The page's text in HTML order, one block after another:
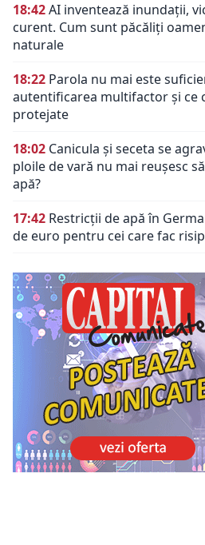
18:42AI inventează inundații,
curent. Cum sunt păcăliți
naturale
18:22 Parola nu mai este
autentificarea multifactor și ce
protejate
18:02 Canicula și seceta se
ploile de vară nu mai reușesc
apă?
17:42 Restricții de apă în
de euro pentru cei care fac